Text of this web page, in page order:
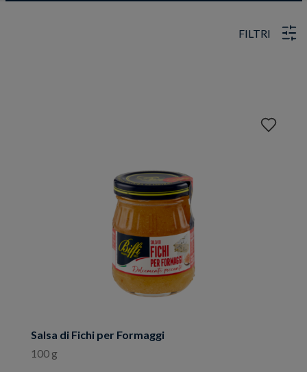
FILTRI
Salsa di Fichi per Formaggi
100 g
Aggiungi